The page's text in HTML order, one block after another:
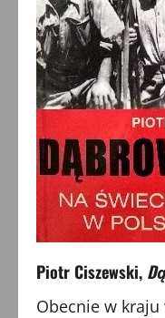
Piotr Ciszewski,
Obecnie w kraju